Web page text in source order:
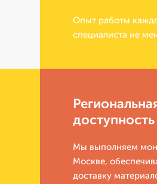
Опыт работы
специалиста не
доступность
Мы выполняем
Москве,
доставку